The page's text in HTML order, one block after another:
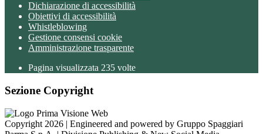
Dichiarazione di accessibilità
Obiettivi di accessibilità
Whistleblowing
Gestione consensi cookie
Amministrazione trasparente
Pagina visualizzata 235 volte
Sezione Copyright
Copyright 2026 | Engineered and powered by Gruppo Spaggiari